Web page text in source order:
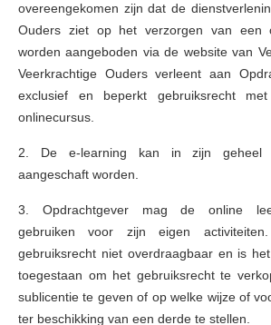
overeengekomen zijn dat de
Ouders ziet op het verzorgen van een
worden aangeboden via de website van
Veerkrachtige Ouders verleent aan
exclusief en beperkt gebruiksrecht
onlinecursus.
2. De e-learning kan in zijn geheel
aangeschaft worden.
3. Opdrachtgever mag de online
gebruiken voor zijn eigen
gebruiksrecht niet overdraagbaar en is
toegestaan om het gebruiksrecht te
sublicentie te geven of op welke wijze of
ter beschikking van een derde te stellen.